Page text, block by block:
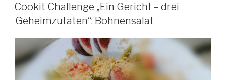
Gericht
–
Geheimzutaten“:
Flammkuchen“
AM
Cookit Challenge „Ein Gericht – drei
Geheimzutaten“: Bohnensalat